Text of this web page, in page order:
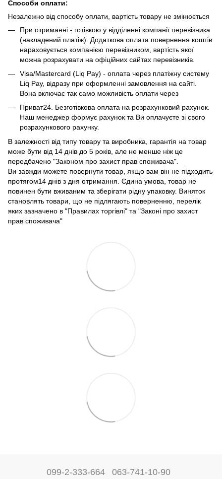
Способи оплати:
Незалежно від способу оплати, вартість товару не змінюється
При отриманні - готівкою у відділенні компанії перевізника
(накладений платіж). Додаткова оплата повернення коштів
нараховується компанією перевізником, вартість якої
можна розрахувати на офіційних сайтах перевізників.
Visa/Mastercard (Liq Pay) - оплата через платіжну систему
Liq Pay, відразу при оформленні замовлення на сайті.
Вона включає так само можливість оплати через
Приват24. Безготівкова оплата на розрахунковий рахунок.
Наш менеджер формує рахунок та Ви оплачуєте зі свого
розрахункового рахунку.
В залежності від типу товару та виробника, гарантія на товар
може бути від 14 днів до 5 років, але не менше ніж це
передбачено "Законом про захист прав споживача".
Ви завжди можете повернути товар, якщо вам він не підходить
протягом14 днів з дня отримання. Єдина умова, товар не
повинен бути вживаним та зберігати рідну упаковку. Виняток
становлять товари, що не підлягають поверненню, перелік
яких зазначено в "Правилах торгівлі" та "Законі про захист
прав споживача"
099-2-333-664 063-741-10-90